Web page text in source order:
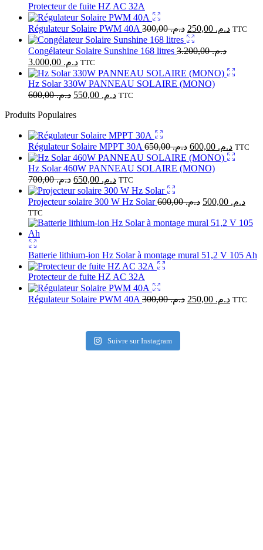
Protecteur de fuite HZ AC 32A
Régulateur Solaire PWM 40A د.م.300,00 د.م. TTC
Congélateur Solaire Sunshine 168 litres د.م.3.200,00
د.م. TTC
Hz Solar 330W PANNEAU SOLAIRE (MONO)
د.م.600,00 د.م. TTC
Produits Populaires
Régulateur Solaire MPPT 30A د.م.650,00 د.م. TTC
Hz Solar 460W PANNEAU SOLAIRE (MONO)
د.م.700,00 د.م. TTC
Projecteur solaire 300 W Hz Solar د.م.600,00 د.م.
TTC
Batterie lithium-ion Hz Solar à montage mural 51,2 V 105 Ah
Protecteur de fuite HZ AC 32A
Régulateur Solaire PWM 40A د.م.300,00 د.م. TTC
Suivre sur Instagram